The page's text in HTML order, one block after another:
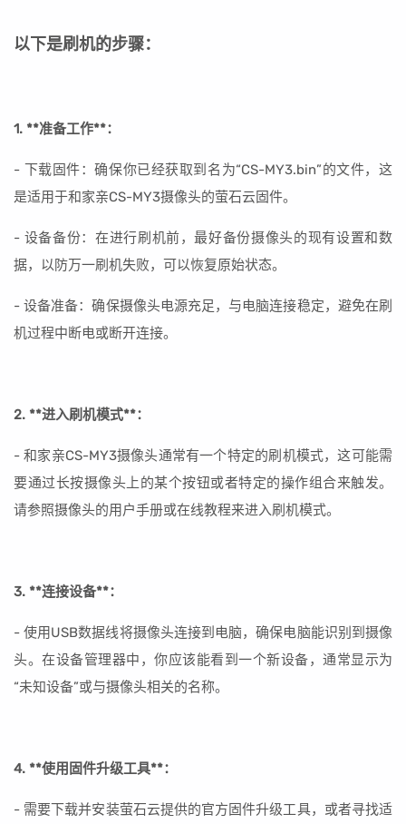
以下是刷机的步骤：
1. **准备工作**：
- 下载固件：确保你已经获取到名为“CS-MY3.bin”的文件，这
是适用于和家亲CS-MY3摄像头的萤石云固件。
- 设备备份：在进行刷机前，最好备份摄像头的现有设置和数
据，以防万一刷机失败，可以恢复原始状态。
- 设备准备：确保摄像头电源充足，与电脑连接稳定，避免在刷
机过程中断电或断开连接。
2. **进入刷机模式**：
- 和家亲CS-MY3摄像头通常有一个特定的刷机模式，这可能需
要通过长按摄像头上的某个按钮或者特定的操作组合来触发。
请参照摄像头的用户手册或在线教程来进入刷机模式。
3. **连接设备**：
- 使用USB数据线将摄像头连接到电脑，确保电脑能识别到摄像
头。在设备管理器中，你应该能看到一个新设备，通常显示为
“未知设备”或与摄像头相关的名称。
4. **使用固件升级工具**：
- 需要下载并安装萤石云提供的官方固件升级工具，或者寻找适